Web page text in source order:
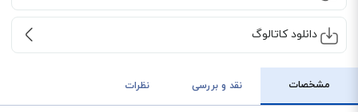
دانلود کاتالوگ
مشخصات نقد و بررسی نظرات